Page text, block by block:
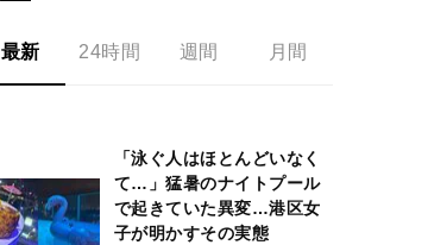
最新 24時間 週間 月間
「泳ぐ人はほとんどいなく
て…」猛暑のナイトプール
で起きていた異変…港区女
子が明かすその実態